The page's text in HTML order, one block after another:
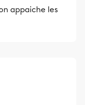
appaiche les